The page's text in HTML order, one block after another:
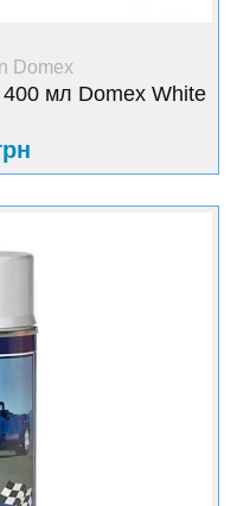
Domex
мл Domex White